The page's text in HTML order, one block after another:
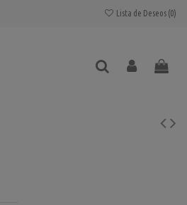
Lista de Deseos (0)